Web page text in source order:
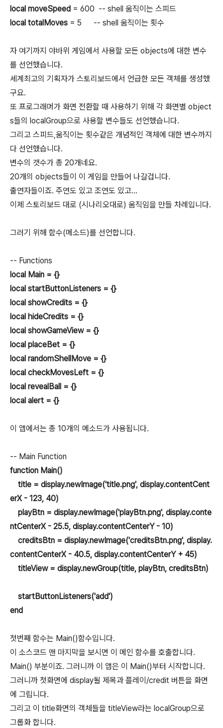
local moveSpeed = 600 -- shell 움직이는 스피드
local totalMoves = 5 -- shell 움직이는 횟수
자 여기까지 야바위 게임에서 사용할 모든 objects에 대한 변수
를 선언했습니다.
세계최고의 기획자가 스토리보드에서 언급한 모든 객체를 생성했
구요.
또 프로그래머가 화면 전환할 때 사용하기 위해 각 화면별 object
s들의 localGroup으로 사용할 변수들도 선언했습니다.
그리고 스피드,움직이는 횟수같은 개념적인 객체에 대한 변수까지
다 선언했습니다.
변수의 갯수가 총 20개네요.
20개의 objects들이 이 게임을 만들어 나갈겁니다.
출연자들이죠. 주연도 있고 조연도 있고...
이제 스토리보드 대로 (시나리오대로) 움직임을 만들 차례입니다.
그러기 위해 함수(메소드)를 선언합니다.
-- Functions
local Main = {}
local startButtonListeners = {}
local showCredits = {}
local hideCredits = {}
local showGameView = {}
local placeBet = {}
local randomShellMove = {}
local checkMovesLeft = {}
local revealBall = {}
local alert = {}
이 앱에서는 총 10개의 메소드가 사용됩니다.
-- Main Function
function Main()
title = display.newImage('title.png', display.contentCent
erX - 123, 40)
playBtn = display.newImage('playBtn.png', display.conte
ntCenterX - 25.5, display.contentCenterY - 10)
creditsBtn = display.newImage('creditsBtn.png', display.
contentCenterX - 40.5, display.contentCenterY + 45)
titleView = display.newGroup(title, playBtn, creditsBtn)
startButtonListeners('add')
end
첫번째 함수는 Main()함수입니다.
이 소스코드 맨 마지막을 보시면 이 메인 함수를 호출합니다.
Main() 부분이죠. 그러니까 이 앱은 이 Main()부터 시작합니다.
그러니까 첫화면에 display될 제목과 플레이/credit 버튼을 화면
에 그립니다.
그리고 이 title화면의 객체들을 titleView라는 localGroup으로
그룹화 합니다.